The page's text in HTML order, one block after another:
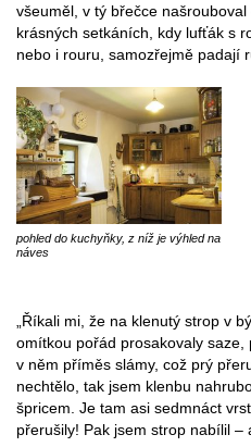
všeuměl, v tý břečce
krásných setkáních, kdy lufťák s
nebo i rouru, samozřejmě padají
pohled do kuchyňky, z níž je výhled na
náves
„Říkali mi, že na klenutý strop v
omítkou pořád prosakovaly
v něm příměs slámy, což prý
nechtělo, tak jsem klenbu
špricem. Je tam asi sedmnáct
přerušily! Pak jsem strop nabílil –